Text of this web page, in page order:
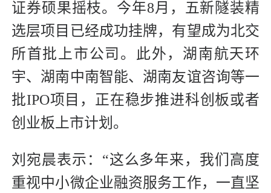
证券硕果摇枝。今年8月，五新隧装精
选层项目已经成功挂牌，有望成为北交
所首批上市公司。此外，湖南航天环
宇、湖南中南智能、湖南友谊咨询等一
批IPO项目，正在稳步推进科创板或者
创业板上市计划。
刘宛晨表示：“这么多年来，我们高度
重视中小微企业融资服务工作，一直坚